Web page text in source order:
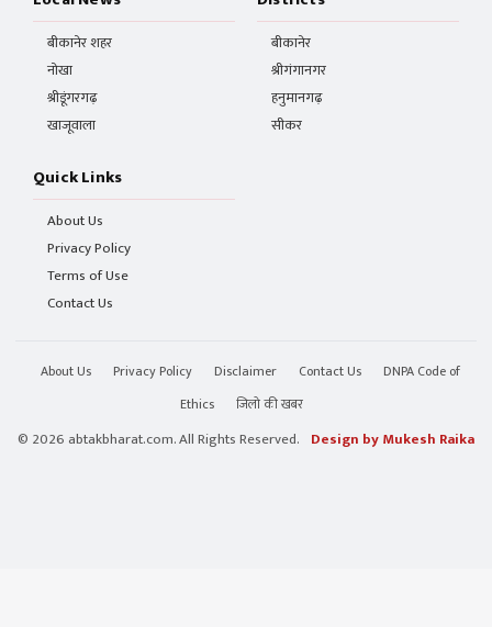
बीकानेर शहर
नोखा
श्रीडूंगरगढ़
खाजूवाला
बीकानेर
श्रीगंगानगर
हनुमानगढ़
सीकर
Quick Links
About Us
Privacy Policy
Terms of Use
Contact Us
About Us Privacy Policy Disclaimer Contact Us
DNPA Code of
Ethics
जिलो की खबर
© 2026 abtakbharat.com. All Rights Reserved. Design by Mukesh Raika